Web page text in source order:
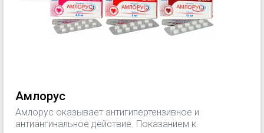
Амлорус
Амлорус оказывает антигипертензивное и
антиангинальное действие. Показанием к